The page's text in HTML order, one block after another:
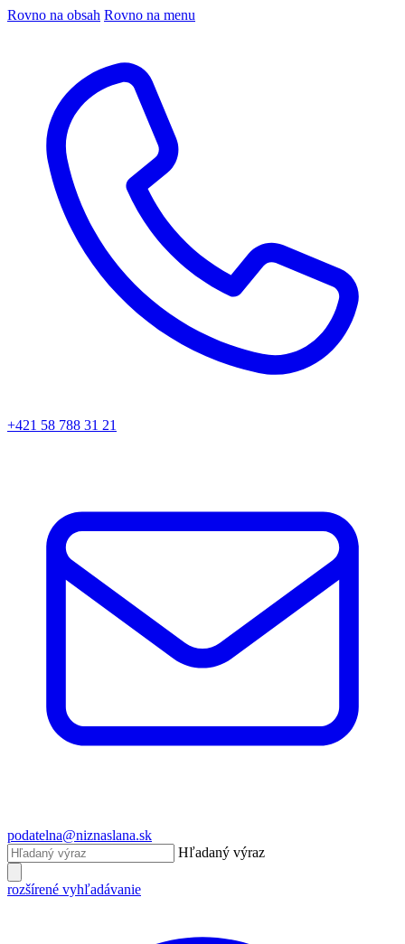
Rovno na obsah Rovno na menu
+421 58 788 31 21
podatelna@niznaslana.sk
Hľadaný výraz
rozšírené vyhľadávanie